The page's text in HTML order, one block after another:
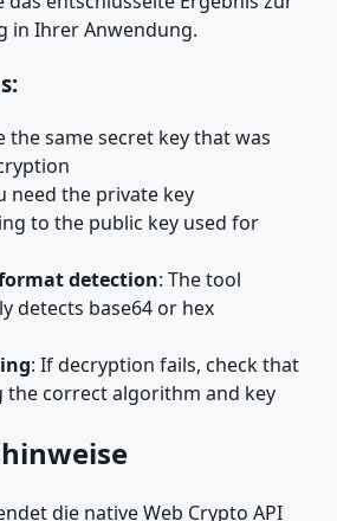
in Ihrer Anwendung.
the same secret key that was
need the private key
to the public key used for
detection: The tool
detects base64 or hex
: If decryption fails, check that
the correct algorithm and key
die native Web Crypto API